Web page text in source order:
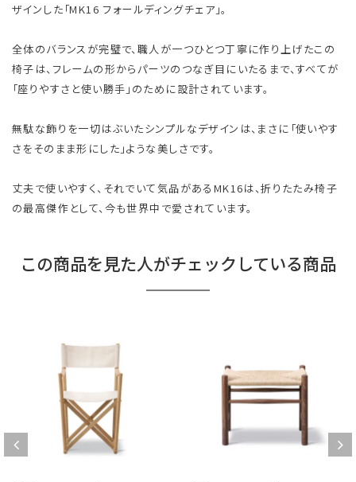
ザインした「MK16 フォールディングチェア」。
全体のバランスが完璧で、職人が一つひとつ丁寧に作り上げたこの
椅子は、フレームの形からパーツのつなぎ目にいたるまで、すべてが
「座りやすさと使い勝手」のために設計されています。
無駄な飾りを一切はぶいたシンプルなデザインは、まさに「使いやす
さをそのまま形にした」ような美しさです。
丈夫で使いやすく、それでいて気品があるMK16は、折りたたみ椅子
の最高傑作として、今も世界中で愛されています。
この商品を見た人がチェックしている商品